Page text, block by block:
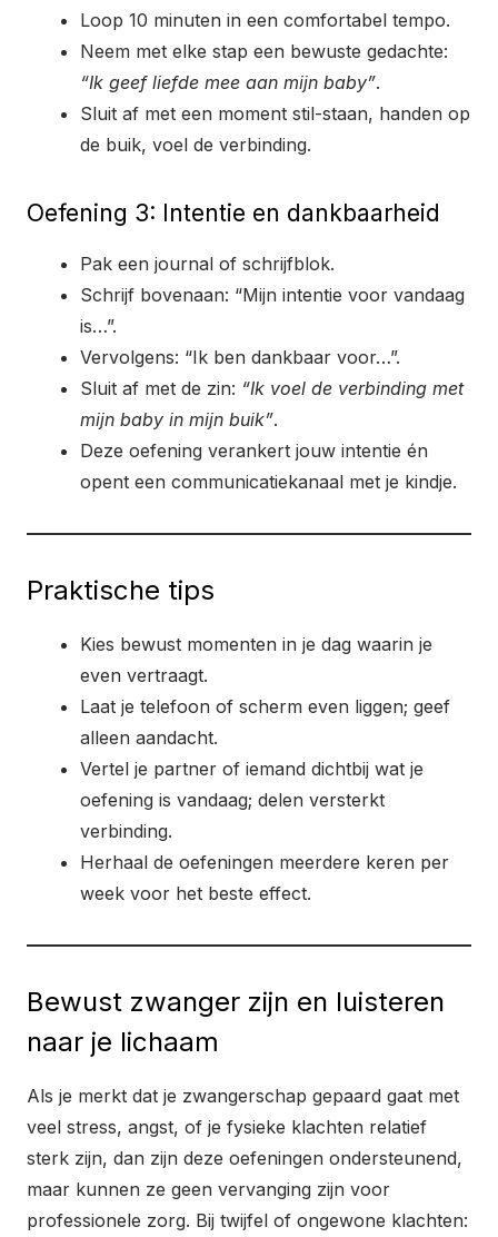
Loop 10 minuten in een comfortabel tempo.
Neem met elke stap een bewuste gedachte:
“Ik geef liefde mee aan mijn baby”.
Sluit af met een moment stil-staan, handen op
de buik, voel de verbinding.
Oefening 3: Intentie en dankbaarheid
Pak een journal of schrijfblok.
Schrijf bovenaan: “Mijn intentie voor vandaag
is…”.
Vervolgens: “Ik ben dankbaar voor…”.
Sluit af met de zin: “Ik voel de verbinding met
mijn baby in mijn buik”.
Deze oefening verankert jouw intentie én
opent een communicatiekanaal met je kindje.
Praktische tips
Kies bewust momenten in je dag waarin je
even vertraagt.
Laat je telefoon of scherm even liggen; geef
alleen aandacht.
Vertel je partner of iemand dichtbij wat je
oefening is vandaag; delen versterkt
verbinding.
Herhaal de oefeningen meerdere keren per
week voor het beste effect.
Bewust zwanger zijn en luisteren
naar je lichaam
Als je merkt dat je zwangerschap gepaard gaat met
veel stress, angst, of je fysieke klachten relatief
sterk zijn, dan zijn deze oefeningen ondersteunend,
maar kunnen ze geen vervanging zijn voor
professionele zorg. Bij twijfel of ongewone klachten: